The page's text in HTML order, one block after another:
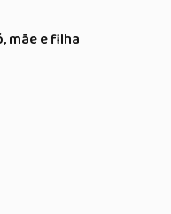
mãe e filha